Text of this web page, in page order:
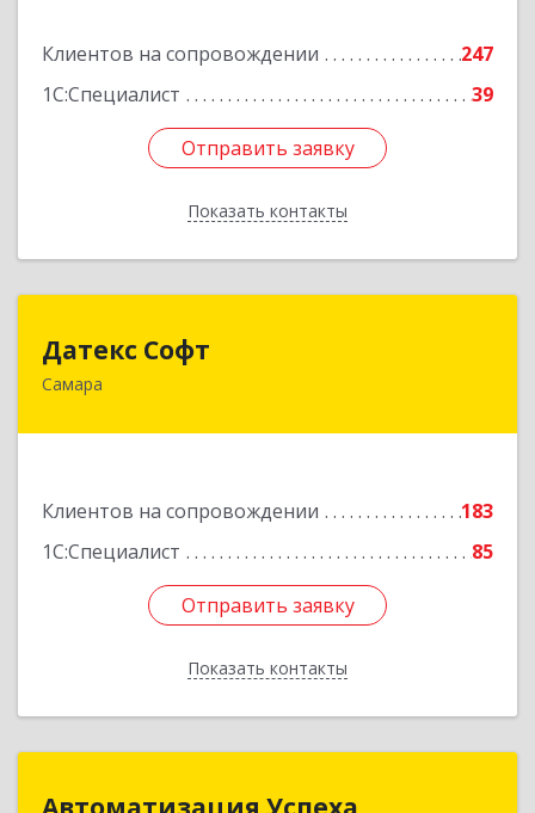
Клиентов на сопровождении
247
1С:Специалист
39
Отправить заявку
Показать контакты
Отправить заявку
Назад
Датекс Софт
Самара
Клиентов на сопровождении
183
1С:Специалист
85
Отправить заявку
Показать контакты
443070, Самарская обл, Самара г, Партизанская
Отправить заявку
Назад